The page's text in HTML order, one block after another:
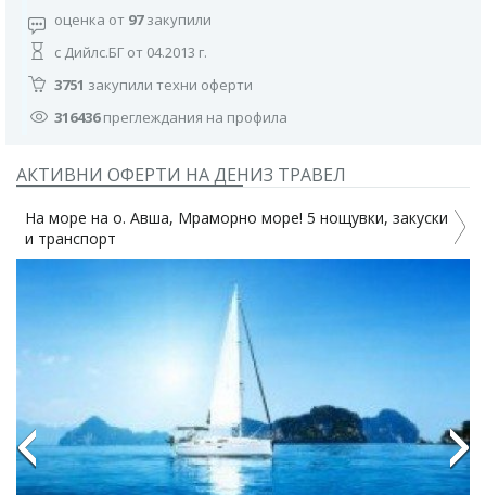
оценка от 97закупили
с Дийлс.БГ от 04.2013 г.
3751 закупили техни оферти
316436преглеждания на профила
АКТИВНИ ОФЕРТИ НА ДЕНИЗ ТРАВЕЛ
На море на о. Авша, Мраморно море! 5 нощувки, закуски
и транспорт